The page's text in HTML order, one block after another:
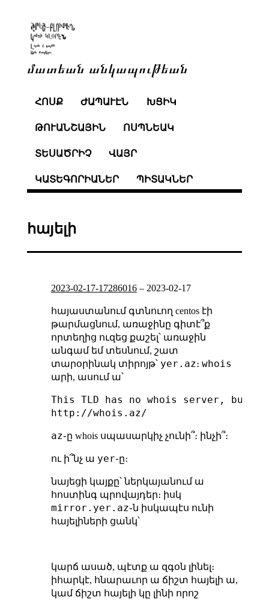
մատեան անկապութեան
ՀՈՍՔ ԺԱՊԱՒԷՆ ԽՑԻԿ
ԹՈՒԱՆՇԱՅԻՆ ՈՍՊՆԵԱԿ
ՏԵՍԱԾՐԻՉ ՎԱՅՐ
ԿԱՏԵԳՈՐԻԱՆԵՐ ՊԻՏԱԿՆԵՐ
հայելի
2023-02-17-17286016– 2023-02-17
հայաստանում գտնուող centos էի
թարմացնում, առաջինը գիտէ՞ք
որտեղից ուզեց քաշել՝ առաջին
անգամ եմ տեսնում, շատ
տարօրինակ տիրոյթ՝ yer.az։ whois
արի, ասում ա՝
This TLD has no whois server, but
az֊ը whois սպասարկիչ չունի՞։ ինչի՞։
ու ի՞նչ ա yer֊ը։
նայեցի կայքը՝ ներկայանում ա
հոստինգ պրովայդեր։ իսկ
mirror.yer.az֊ն իսկապէս ունի
հայելիների ցանկ՝
կարճ ասած, պէտք ա զգօն լինել։
իհարկէ, հնարաւոր ա ճիշտ հայելի ա,
կամ ճիշտ հայելի կը լինի որոշ